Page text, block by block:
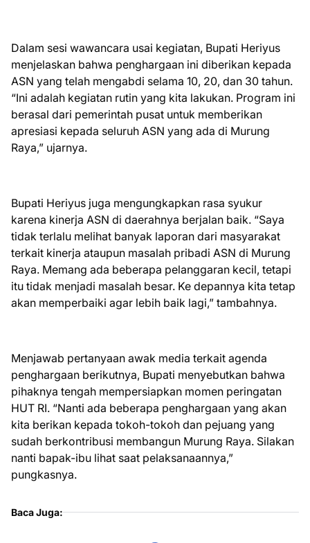
Dalam sesi wawancara usai kegiatan, Bupati Heriyus
menjelaskan bahwa penghargaan ini diberikan kepada
ASN yang telah mengabdi selama 10, 20, dan 30 tahun.
“Ini adalah kegiatan rutin yang kita lakukan. Program ini
berasal dari pemerintah pusat untuk memberikan
apresiasi kepada seluruh ASN yang ada di Murung
Raya,” ujarnya.
Bupati Heriyus juga mengungkapkan rasa syukur
karena kinerja ASN di daerahnya berjalan baik. “Saya
tidak terlalu melihat banyak laporan dari masyarakat
terkait kinerja ataupun masalah pribadi ASN di Murung
Raya. Memang ada beberapa pelanggaran kecil, tetapi
itu tidak menjadi masalah besar. Ke depannya kita tetap
akan memperbaiki agar lebih baik lagi,” tambahnya.
Menjawab pertanyaan awak media terkait agenda
penghargaan berikutnya, Bupati menyebutkan bahwa
pihaknya tengah mempersiapkan momen peringatan
HUT RI. “Nanti ada beberapa penghargaan yang akan
kita berikan kepada tokoh-tokoh dan pejuang yang
sudah berkontribusi membangun Murung Raya. Silakan
nanti bapak-ibu lihat saat pelaksanaannya,”
pungkasnya.
Baca Juga: